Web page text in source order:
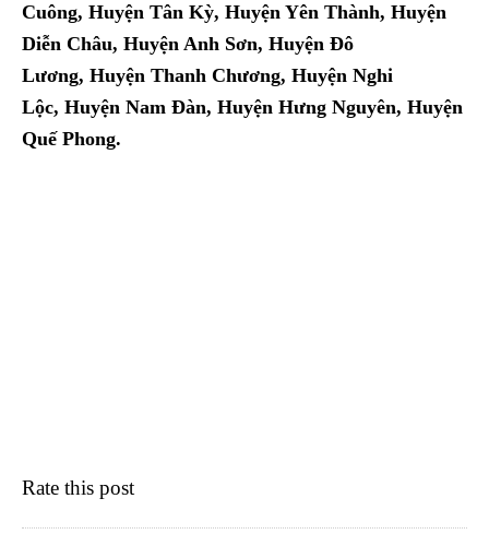
Cuông, Huyện Tân Kỳ, Huyện Yên Thành, Huyện
Diễn Châu, Huyện Anh Sơn, Huyện Đô
Lương, Huyện Thanh Chương, Huyện Nghi
Lộc, Huyện Nam Đàn, Huyện Hưng Nguyên, Huyện
Quế Phong.
Rate this post